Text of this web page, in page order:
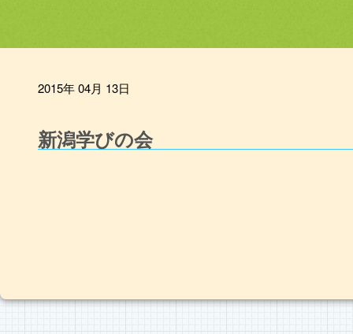
2015年 04月 13日
新潟学びの会